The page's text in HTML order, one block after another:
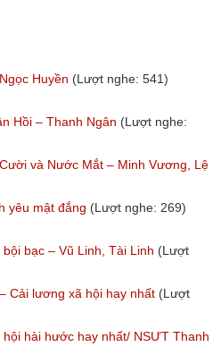
Huyền (Lượt nghe: 541)
Hồi – Thanh Ngân (Lượt nghe:
và Nước Mắt – Minh Vương, Lệ
yêu mật đắng (Lượt nghe: 269)
bạc – Vũ Linh, Tài Linh (Lượt
Cải lương xã hội hay nhất (Lượt
hài hước hay nhất/ NSƯT Thanh